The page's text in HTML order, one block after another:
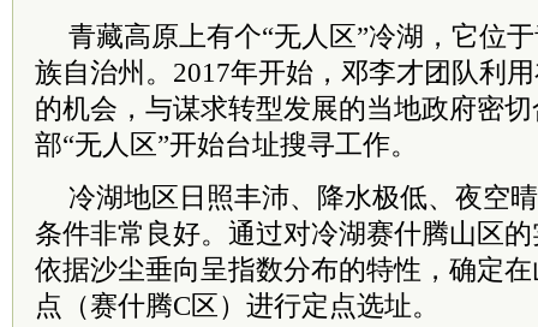
青藏高原上有个“无人区”冷湖，它位
族自治州。2017年开始，邓李才团队利
的机会，与谋求转型发展的当地政府密
部“无人区”开始台址搜寻工作。
冷湖地区日照丰沛、降水极低、夜空
条件非常良好。通过对冷湖赛什腾山区
依据沙尘垂向呈指数分布的特性，确定
点（赛什腾C区）进行定点选址。